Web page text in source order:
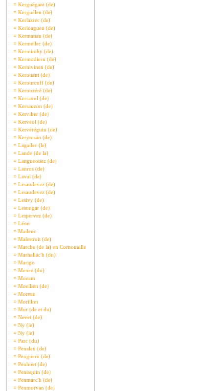
¤ Kerguégant (de)
¤ Kerguélen (de)
¤ Kerlazrec (de)
¤ Kerloaguen (de)
¤ Kermauan (de)
¤ Kermellec (de)
¤ Kerminihy (de)
¤ Kermodiern (de)
¤ Kernivinen (de)
¤ Kerouant (de)
¤ Kerourcuff (de)
¤ Kerouzéré (de)
¤ Kerraoul (de)
¤ Kersauzon (de)
¤ Kerviher (de)
¤ Kervéol (de)
¤ Kervéréguin (de)
¤ Kerynisan (de)
¤ Lagadec (le)
¤ Lande (de la)
¤ Langueouez (de)
¤ Lanros (de)
¤ Laval (de)
¤ Lesaudevez (de)
¤ Lesaudevez (de)
¤ Lesivy (de)
¤ Lesongar (de)
¤ Lespervez (de)
¤ Léon
¤ Madeuc
¤ Malestroit (de)
¤ Marche (de la) en Cornouaille
¤ Marhallac'h (du)
¤ Marigo
¤ Menez (du)
¤ Moeam
¤ Moellien (de)
¤ Moreau
¤ Morillon
¤ Mur (de et du)
¤ Nevet (de)
¤ Ny (le)
¤ Ny (le)
¤ Parc (du)
¤ Penalen (de)
¤ Penguern (de)
¤ Penhoet (de)
¤ Penisquin (de)
¤ Penmarc'h (de)
¤ Penmorvan (de)